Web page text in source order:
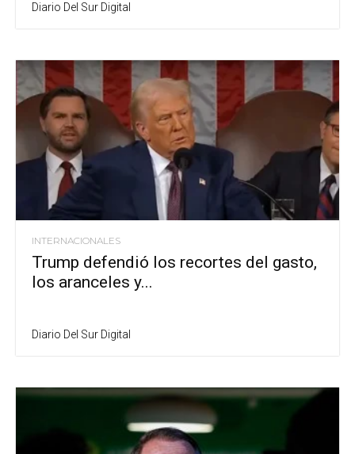
Diario Del Sur Digital
INTERNACIONALES
Trump defendió los recortes del gasto,
los aranceles y...
Diario Del Sur Digital